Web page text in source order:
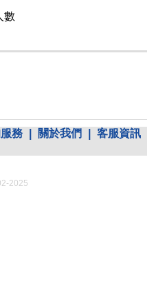
數
務 關於我們
客服資訊
2025